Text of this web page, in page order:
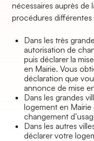
nécessaires auprès de
procédures
Dans les très
autorisation de
puis déclarer la
en Mairie. Vous
déclaration que
annonce de mise
Dans les grandes
logement en
changement
Dans les autres
déclarer votre